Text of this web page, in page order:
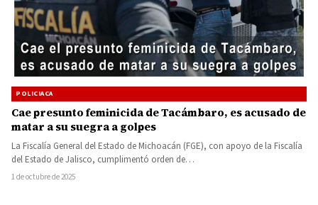
POLICIACA
Cae presunto feminicida de Tacámbaro, es acusado de
matar a su suegra a golpes
La Fiscalía General del Estado de Michoacán (FGE), con apoyo de la Fiscalía
del Estado de Jalisco, cumplimentó orden de…
1 de octubre de 2025